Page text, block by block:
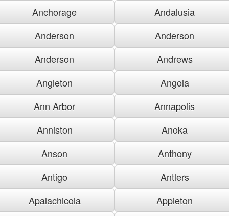
Anchorage
Andalusia
Anderson
Anderson
Anderson
Andrews
Angleton
Angola
Ann Arbor
Annapolis
Anniston
Anoka
Anson
Anthony
Antigo
Antlers
Apalachicola
Appleton